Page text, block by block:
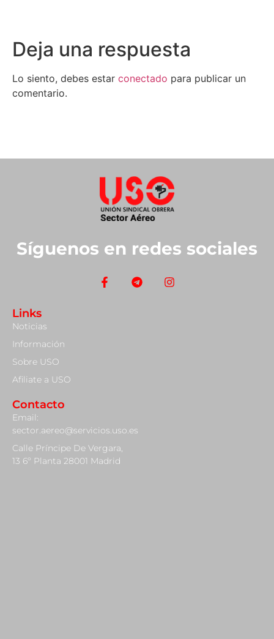
Deja una respuesta
Lo siento, debes estar conectado para publicar un
comentario.
Síguenos en redes sociales
Links
Noticias
Información
Sobre USO
Afiliate a USO
Contacto
Email:
sector.aereo@servicios.uso.es
Calle Príncipe De Vergara,
13 6º Planta 28001 Madrid